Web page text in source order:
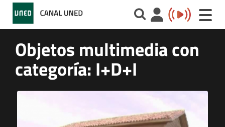
Toggle
Objetos multimedia con
categoría: I+D+I